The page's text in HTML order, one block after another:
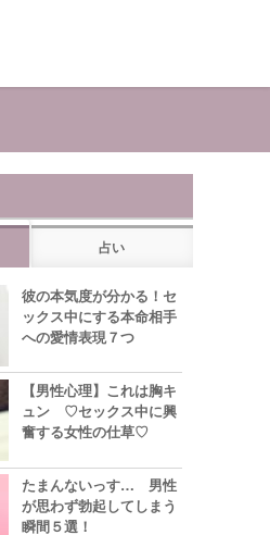
占い
彼の本気度が分かる！セ
ックス中にする本命相手
への愛情表現７つ
【男性心理】これは胸キ
ュン ♡セックス中に興
奮する女性の仕草♡
たまんないっす… 男性
が思わず勃起してしまう
瞬間５選！